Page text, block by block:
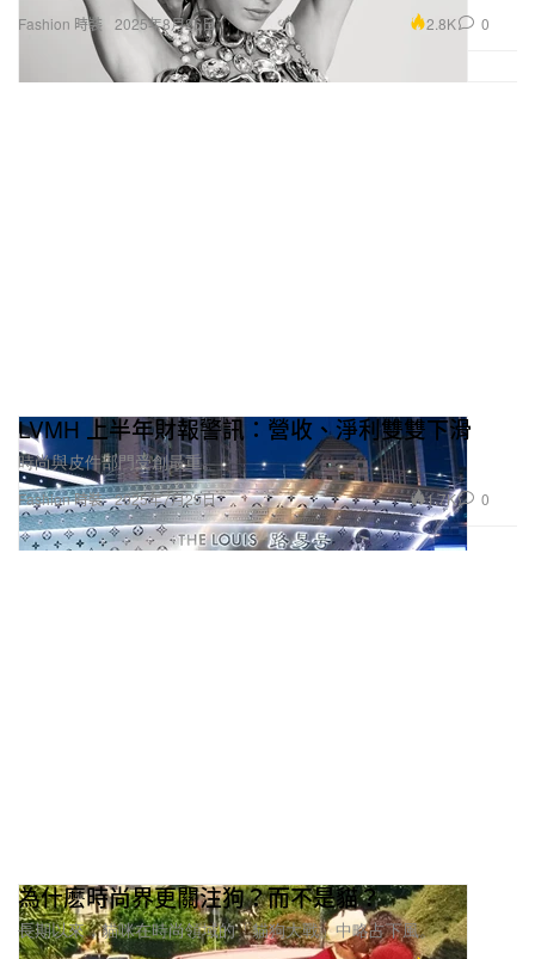
Fashion 時裝 2025年8月26日 2.8K 0
Fashion 時裝
LVMH 上半年財報警訊：營收、淨利雙雙下滑
時尚與皮件部門受創最重。
2025年7月25日 1.7K 0
為什麽時尚界更關注狗？而不是貓？
長期以來，貓咪在時尚領域的「貓狗大戰」中略占下風。